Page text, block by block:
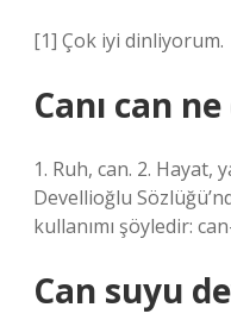
[1] Çok iyi dinliyorum.
Canı can
1. Ruh, can. 2. Hayat,
Devellioğlu
kullanımı şöyledir:
Can suyu